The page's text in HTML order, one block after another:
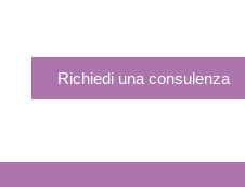
Richiedi una consulenza